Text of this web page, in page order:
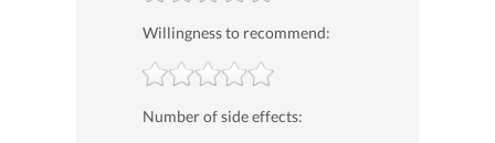
Willingness to recommend:
Number of side effects: